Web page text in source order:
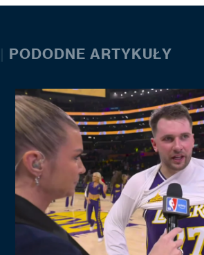
| PODODNE ARTYKUŁY